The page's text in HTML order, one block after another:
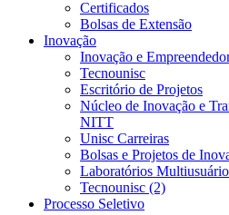
Certificados
Bolsas de Extensão
Inovação
Inovação e
Tecnounisc
Escritório de Projetos
Núcleo de Inovação e
NITT
Unisc Carreiras
Bolsas e Projetos de
Laboratórios Multiusuário
Tecnounisc (2)
Processo Seletivo